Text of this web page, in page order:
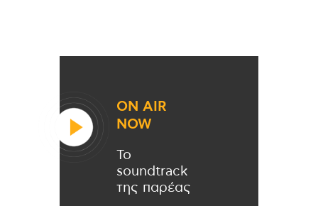
ON AIR
NOW
Το
soundtrack
της παρέας